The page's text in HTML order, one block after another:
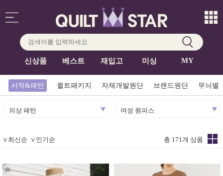
신상품 베스트 재입고 미싱 MY
서적&패턴 퀼트패키지 자체개발원단 브랜드원단 무늬별
의상 패턴 여성 원피스
총 171개 상품
∨ 최신순 ∨ 인기순